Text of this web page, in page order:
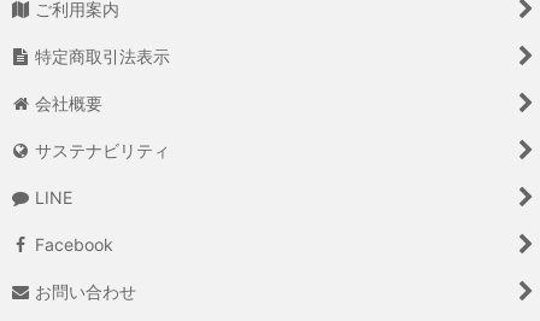
ご利用案内
特定商取引法表示
会社概要
サステナビリティ
LINE
Facebook
お問い合わせ